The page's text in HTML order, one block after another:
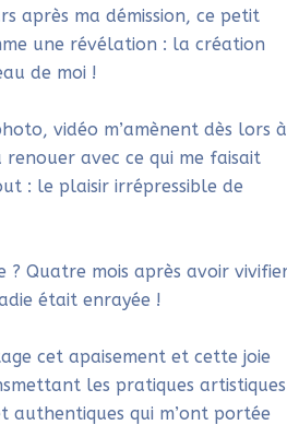
après ma démission, ce petit
une révélation : la création
de moi !
vidéo m’amènent dès lors à
avec ce qui me faisait
: le plaisir irrépressible de
? Quatre mois après avoir
était enrayée !
cet apaisement et cette joie
les pratiques artistiques
authentiques qui m’ont portée